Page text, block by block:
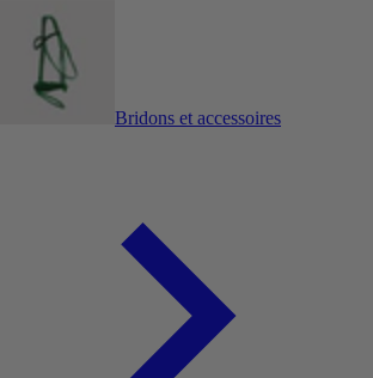
Bridons et accessoires